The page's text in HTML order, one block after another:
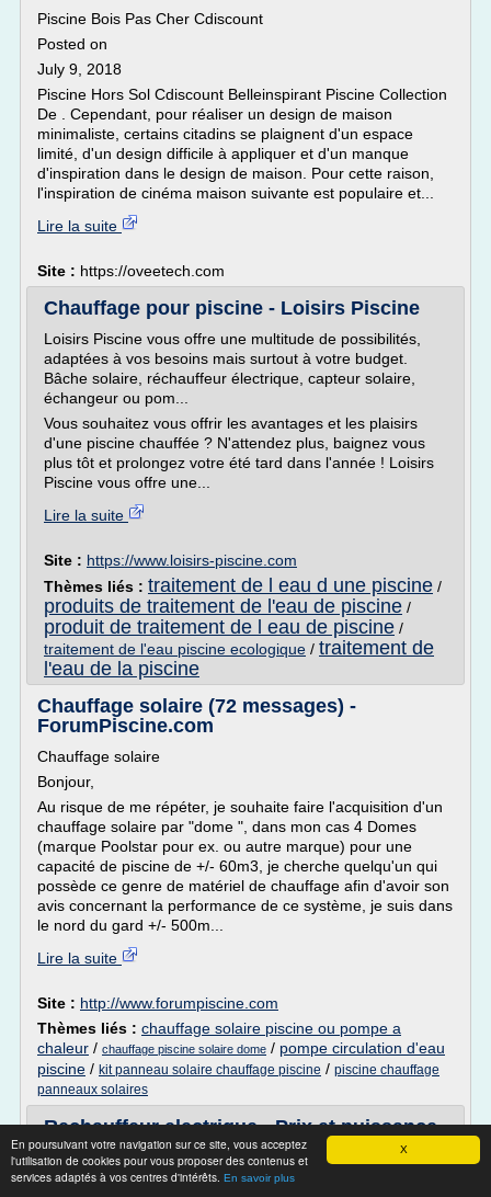
X
En poursuivant votre navigation sur ce site, vous acceptez
l'utilisation de cookies pour vous proposer des contenus et
services adaptés à vos centres d'intérêts. En savoir plus
Piscine Bois Pas Cher Cdiscount
Posted on
July 9, 2018
Piscine Hors Sol Cdiscount Belleinspirant Piscine Collection
De . Cependant, pour réaliser un design de maison
minimaliste, certains citadins se plaignent d'un espace
limité, d'un design difficile à appliquer et d'un manque
d'inspiration dans le design de maison. Pour cette raison,
l'inspiration de cinéma maison suivante est populaire et...
Lire la suite
Site : https://oveetech.com
Chauffage pour piscine - Loisirs Piscine
Loisirs Piscine vous offre une multitude de possibilités,
adaptées à vos besoins mais surtout à votre budget.
Bâche solaire, réchauffeur électrique, capteur solaire,
échangeur ou pom...
Vous souhaitez vous offrir les avantages et les plaisirs
d'une piscine chauffée ? N'attendez plus, baignez vous
plus tôt et prolongez votre été tard dans l'année ! Loisirs
Piscine vous offre une...
Lire la suite
Site : https://www.loisirs-piscine.com
Thèmes liés : traitement de l eau d une piscine /
produits de traitement de l'eau de piscine /
produit de traitement de l eau de piscine /
traitement de l'eau piscine ecologique / traitement de
l'eau de la piscine
Chauffage solaire (72 messages) -
ForumPiscine.com
Chauffage solaire
Bonjour,
Au risque de me répéter, je souhaite faire l'acquisition d'un
chauffage solaire par "dome ", dans mon cas 4 Domes
(marque Poolstar pour ex. ou autre marque) pour une
capacité de piscine de +/- 60m3, je cherche quelqu'un qui
possède ce genre de matériel de chauffage afin d'avoir son
avis concernant la performance de ce système, je suis dans
le nord du gard +/- 500m...
Lire la suite
Site : http://www.forumpiscine.com
Thèmes liés : chauffage solaire piscine ou pompe a
chaleur / chauffage piscine solaire dome / pompe circulation d'eau
piscine / kit panneau solaire chauffage piscine / piscine chauffage
panneaux solaires
Rechauffeur electrique - Prix et puissance
? (26 messages ...
Quelle puissance faut il en rechauffeur electrique pour